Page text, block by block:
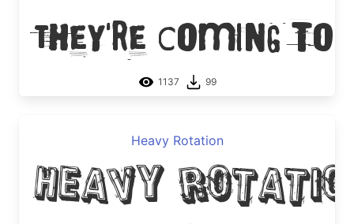
They're coming to
1137 99
Heavy Rotation
Heavy